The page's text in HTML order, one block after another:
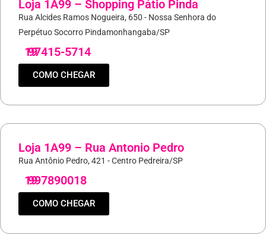
Loja 1A99 – Shopping Pátio Pinda
Rua Alcides Ramos Nogueira, 650 - Nossa Senhora do
Perpétuo Socorro Pindamonhangaba/SP
19
97415-5714
COMO CHEGAR
Loja 1A99 – Rua Antonio Pedro
Rua Antônio Pedro, 421 - Centro Pedreira/SP
19
997890018
COMO CHEGAR